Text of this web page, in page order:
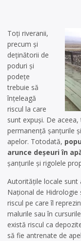
Toți riveranii,
precum și
deținătorii de
poduri și
podețe
trebuie să
înțeleagă
riscul la care
sunt expuși. De
permanență șanțurile
apelor. Totodată,
arunce deșeuri în
șanțurile și rigolele
Autoritățile locale sunt
Național de Hidrologie
riscul pe care îl
malurile sau în
există riscul ca
să fie antrenate de